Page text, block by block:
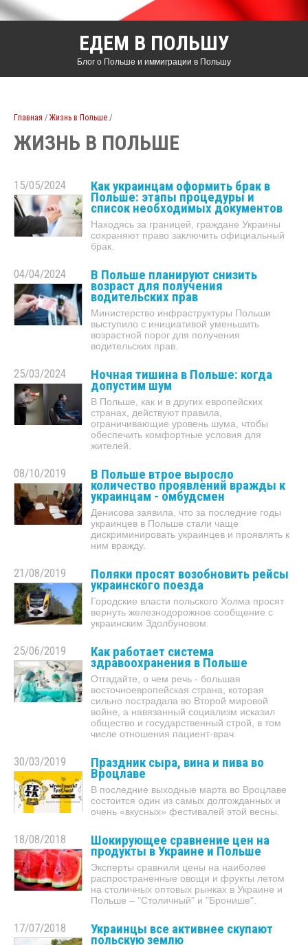
ЕДЕМ В ПОЛЬШУ
Блог о Польше и иммиграции в Польшу
Главная / Жизнь в Польше /
ЖИЗНЬ В ПОЛЬШЕ
15/05/2024 Как украинцам оформить брак в
Польше: этапы процедуры и
список необходимых документов
Находясь за границей, граждане Украины
сохраняют право заключить официальный
брак.
04/04/2024 В Польше планируют снизить
возраст для получения
водительских прав
Министерство инфраструктуры Польши
выступило с инициативой уменьшить
возрастной порог для получения
водительских прав.
25/03/2024 Ночная тишина в Польше: когда
допустим шум
В Польше, как и в других европейских
странах, действуют правила,
ограничивающие уровень шума, чтобы
обеспечить комфортные условия для
жителей.
08/10/2019 В Польше втрое выросло
количество проявлений вражды к
украинцам - омбудсмен
Денисова заявила, что за последние годы
украинцев в Польше стали чаще
дискриминировать украинцев и проявлять к
ним вражду.
21/08/2019 Поляки просят возобновить рейсы
украинского поезда
Городские власти польского Холма просят
вернуть железнодорожное сообщение с
украинским Здолбуновом.
25/06/2019 Как работает система
здравоохранения в Польше
Отгадайте, о чем речь - большая
восточноевропейская страна, которая
сильно пострадала во Второй мировой
войне, а навязанный социализм исказил
общество и государственный строй, в том
числе отношения пациент-врач.
30/03/2019 Праздник сыра, вина и пива во
Вроцлаве
В последние выходные марта во Вроцлаве
состоится один из самых долгожданных и
очень «вкусных» фестивалей этой весны.
18/08/2018 Шокирующее сравнение цен на
продукты в Украине и Польше
Эксперты сравнили цены на наиболее
распространенные овощи и фрукты летом
на столичных оптовых рынках в Украине и
Польше – "Столичный" и "Бронише".
17/07/2018 Украинцы все активнее скупают
польскую землю